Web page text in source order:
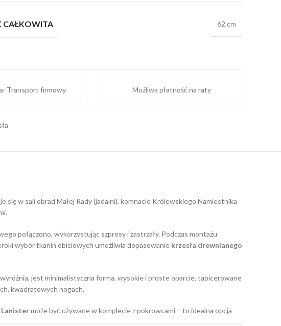
CAŁKOWITA 62 cm
Transport firmowy Możliwa płatność na raty
w sali obrad Małej Rady (jadalni), komnacie Królewskiego Namiestnika
połączono, wykorzystując szprosy i zastrzały. Podczas montażu
wybór tkanin obiciowych umożliwia dopasowanie krzesła drewnianego
jest minimalistyczna forma, wysokie i proste oparcie, tapicerowane
kwadratowych nogach.
Lanistermoże być używane w komplecie z pokrowcami – to idealna opcja